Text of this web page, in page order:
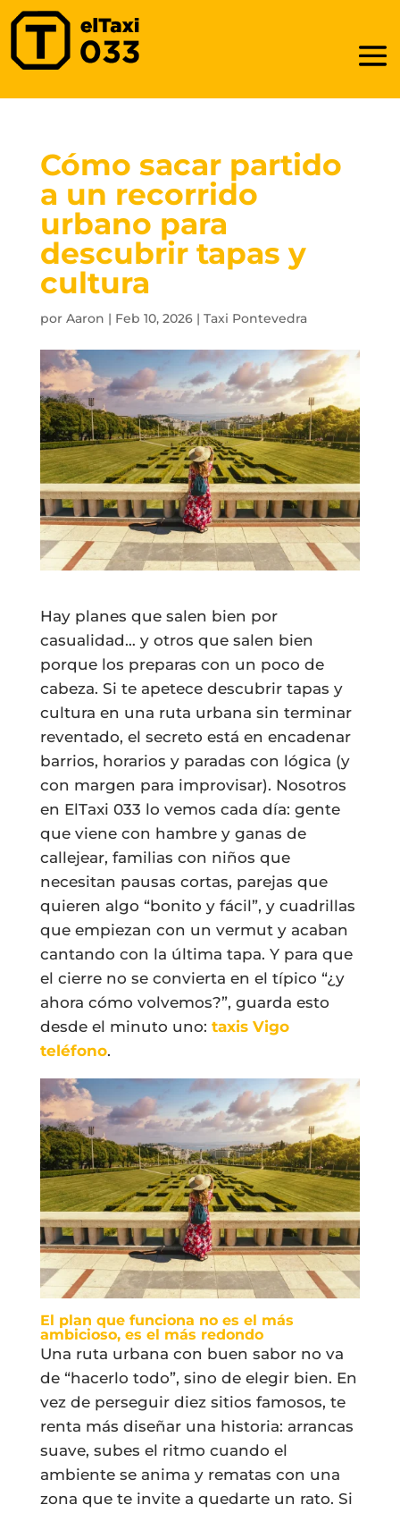
Cómo sacar partido
a un recorrido
urbano para
descubrir tapas y
cultura
por Aaron | Feb 10, 2026| Taxi Pontevedra
Hay planes que salen bien por
casualidad… y otros que salen bien
porque los preparas con un poco de
cabeza. Si te apetece descubrir tapas y
cultura en una ruta urbana sin terminar
reventado, el secreto está en encadenar
barrios, horarios y paradas con lógica (y
con margen para improvisar). Nosotros
en ElTaxi 033 lo vemos cada día: gente
que viene con hambre y ganas de
callejear, familias con niños que
necesitan pausas cortas, parejas que
quieren algo “bonito y fácil”, y cuadrillas
que empiezan con un vermut y acaban
cantando con la última tapa. Y para que
el cierre no se convierta en el típico “¿y
ahora cómo volvemos?”, guarda esto
desde el minuto uno: taxis Vigo
teléfono.
El plan que funciona no es el más
ambicioso, es el más redondo
Una ruta urbana con buen sabor no va
de “hacerlo todo”, sino de elegir bien. En
vez de perseguir diez sitios famosos, te
renta más diseñar una historia: arrancas
suave, subes el ritmo cuando el
ambiente se anima y rematas con una
zona que te invite a quedarte un rato. Si